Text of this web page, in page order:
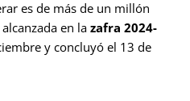
es de más de un millón
en la zafra 2024-
y concluyó el 13 de